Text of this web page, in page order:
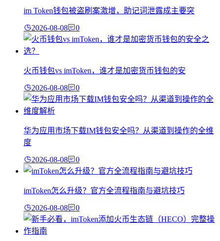
im Token钱包被盗刷案激增，助记词泄露成主要突
2026-08-08 0
火币钱包vs imToken，谁才是加密货币钱包的安
2026-08-08 0
华为应用市场下载IM钱包安全吗？从渠道到操作的全维
度
2026-08-08 0
imToken怎么升级？官方全流程指南与避坑技巧
2026-08-08 0